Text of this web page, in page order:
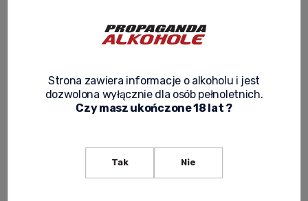
Strona zawiera informacje o alkoholu i jest
dozwolona wyłącznie dla osób pełnoletnich.
Czy masz ukończone 18 lat ?
Tak Nie